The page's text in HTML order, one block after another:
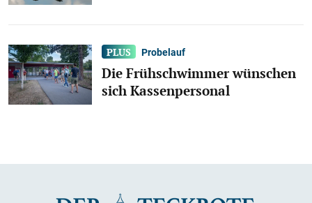
Probelauf
Die Frühschwimmer wünschen
sich Kassenpersonal